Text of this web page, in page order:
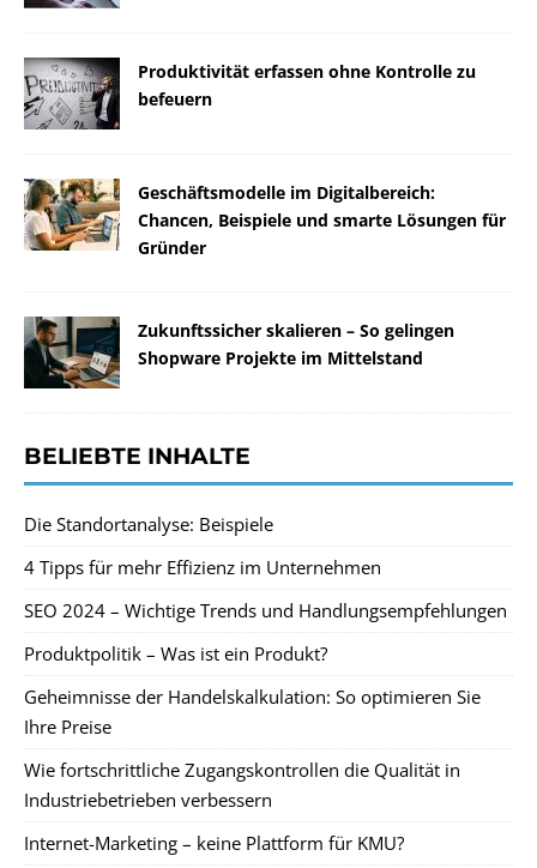
Produktivität erfassen ohne Kontrolle zu
befeuern
Geschäftsmodelle im Digitalbereich:
Chancen, Beispiele und smarte Lösungen für
Gründer
Zukunftssicher skalieren – So gelingen
Shopware Projekte im Mittelstand
BELIEBTE INHALTE
Die Standortanalyse: Beispiele
4 Tipps für mehr Effizienz im Unternehmen
SEO 2024 – Wichtige Trends und Handlungsempfehlungen
Produktpolitik – Was ist ein Produkt?
Geheimnisse der Handelskalkulation: So optimieren Sie
Ihre Preise
Wie fortschrittliche Zugangskontrollen die Qualität in
Industriebetrieben verbessern
Internet-Marketing – keine Plattform für KMU?